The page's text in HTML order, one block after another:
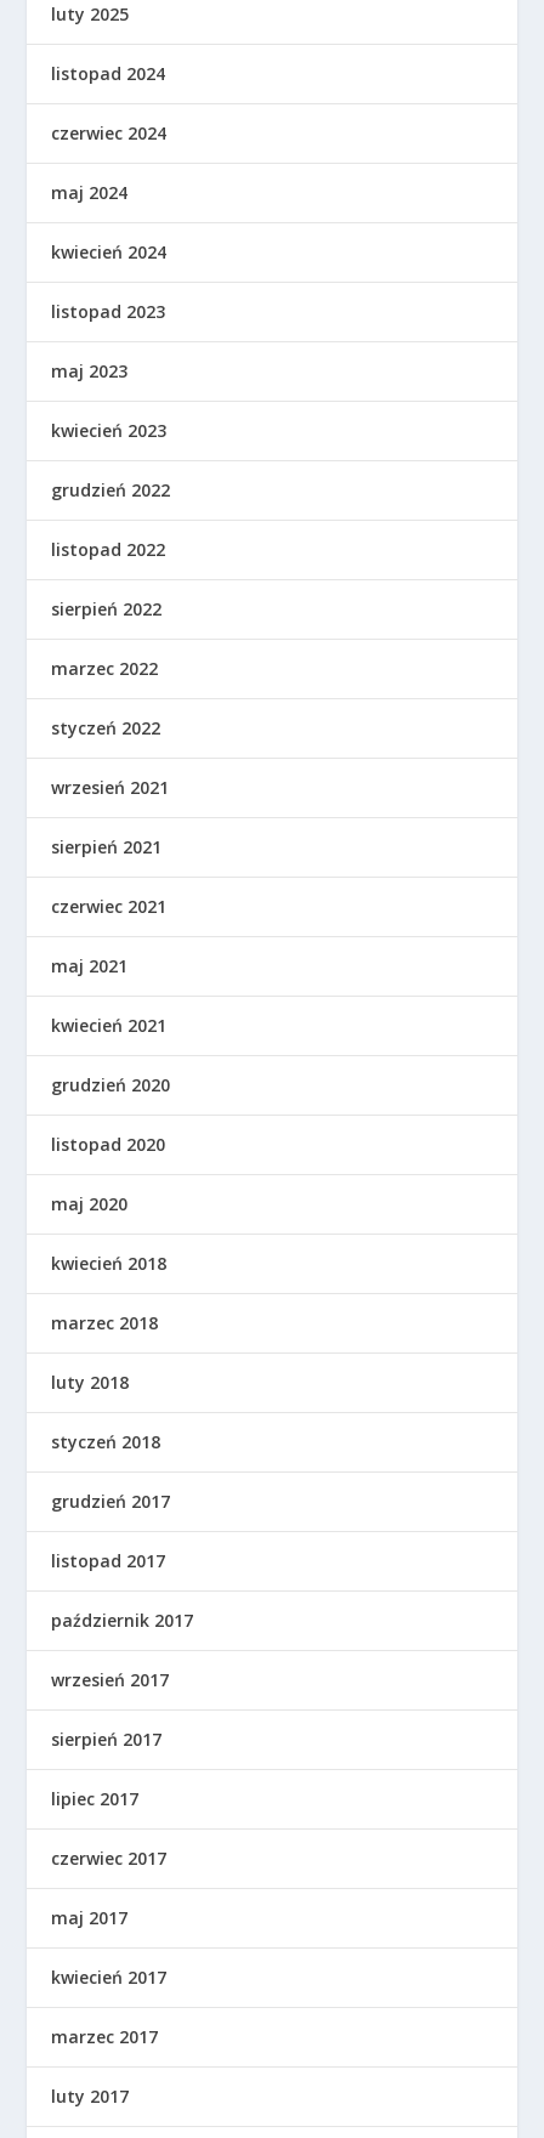
luty 2025
listopad 2024
czerwiec 2024
maj 2024
kwiecień 2024
listopad 2023
maj 2023
kwiecień 2023
grudzień 2022
listopad 2022
sierpień 2022
marzec 2022
styczeń 2022
wrzesień 2021
sierpień 2021
czerwiec 2021
maj 2021
kwiecień 2021
grudzień 2020
listopad 2020
maj 2020
kwiecień 2018
marzec 2018
luty 2018
styczeń 2018
grudzień 2017
listopad 2017
październik 2017
wrzesień 2017
sierpień 2017
lipiec 2017
czerwiec 2017
maj 2017
kwiecień 2017
marzec 2017
luty 2017